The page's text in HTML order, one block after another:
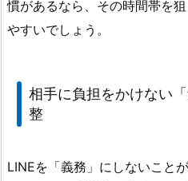
慣があるなら、その時間帯を
やすいでしょう。
相手に負担をかけない
整
LINEを「義務」にしないこと